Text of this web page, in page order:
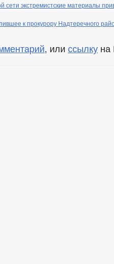
сети экстремистские материалы
к прокурору Надтеречного
, или ссылку на